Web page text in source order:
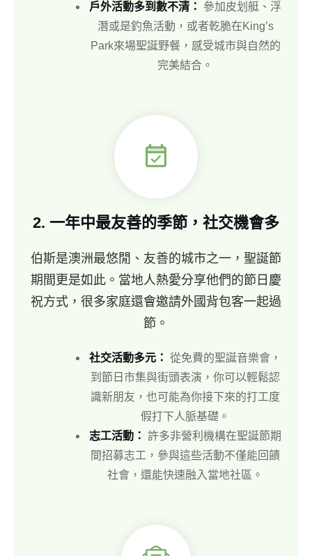
戶外活動多到數不清：
參加皮划艇、浮
潛或是釣魚活動，或者乾脆在King’s
Park來場聖誕野餐，感受城市與自然的
完美結合。
2. 一年中最友善的季節，社交機會多
伯斯是澳洲最悠閒、友善的城市之一，聖誕節
期間更是如此。當地人熱愛分享他們的節日慶
祝方式，很多家庭還會邀請外國背包客一起過
節。
社交活動多元： 從免費的聖誕音樂會，
到節日市集與街頭表演，你可以輕鬆認
識新朋友，也可能為你接下來的打工度
假打下人脈基礎。
志工活動： 許多非營利機構在聖誕節期
間招募志工，參與這些活動不僅能回饋
社會，還能快速融入當地社區。